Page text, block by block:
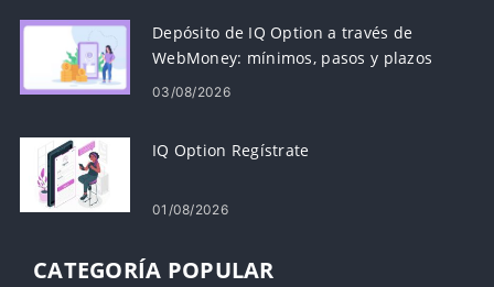
Depósito de IQ Option a través de
WebMoney: mínimos, pasos y plazos
03/08/2026
IQ Option Regístrate
01/08/2026
CATEGORÍA POPULAR